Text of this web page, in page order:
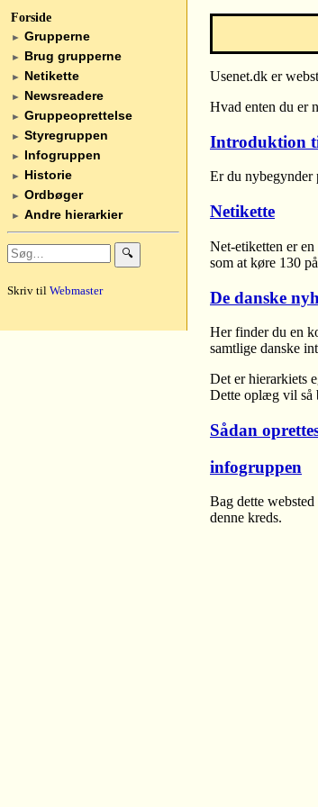
Forside
► Grupperne
► Brug grupperne
► Netikette
► Newsreadere
► Gruppeoprettelse
► Styregruppen
► Infogruppen
► Historie
► Ordbøger
► Andre hierarkier
🔍
Skriv til Webmaster
Usenet.dk er
Hvad enten du er
Introduktion
Er du nybegynder
Netikette
Net-etiketten er
som at køre 130
De danske
Her finder du en
samtlige danske
Det er hierarkiets
Dette oplæg vil så
Sådan
infogruppen
Bag dette
denne kreds.